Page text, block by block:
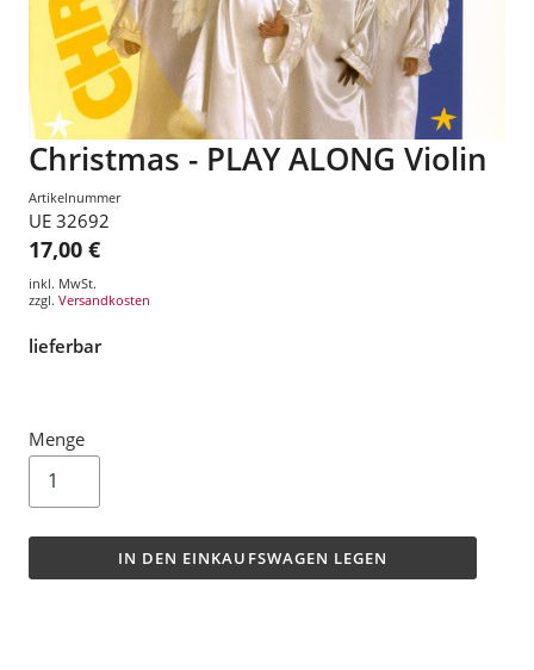
Christmas - PLAY ALONG Violin
Artikelnummer
UE 32692
17,00 €
inkl. MwSt.
zzgl. Versandkosten
lieferbar
Menge
IN DEN EINKAUFSWAGEN LEGEN